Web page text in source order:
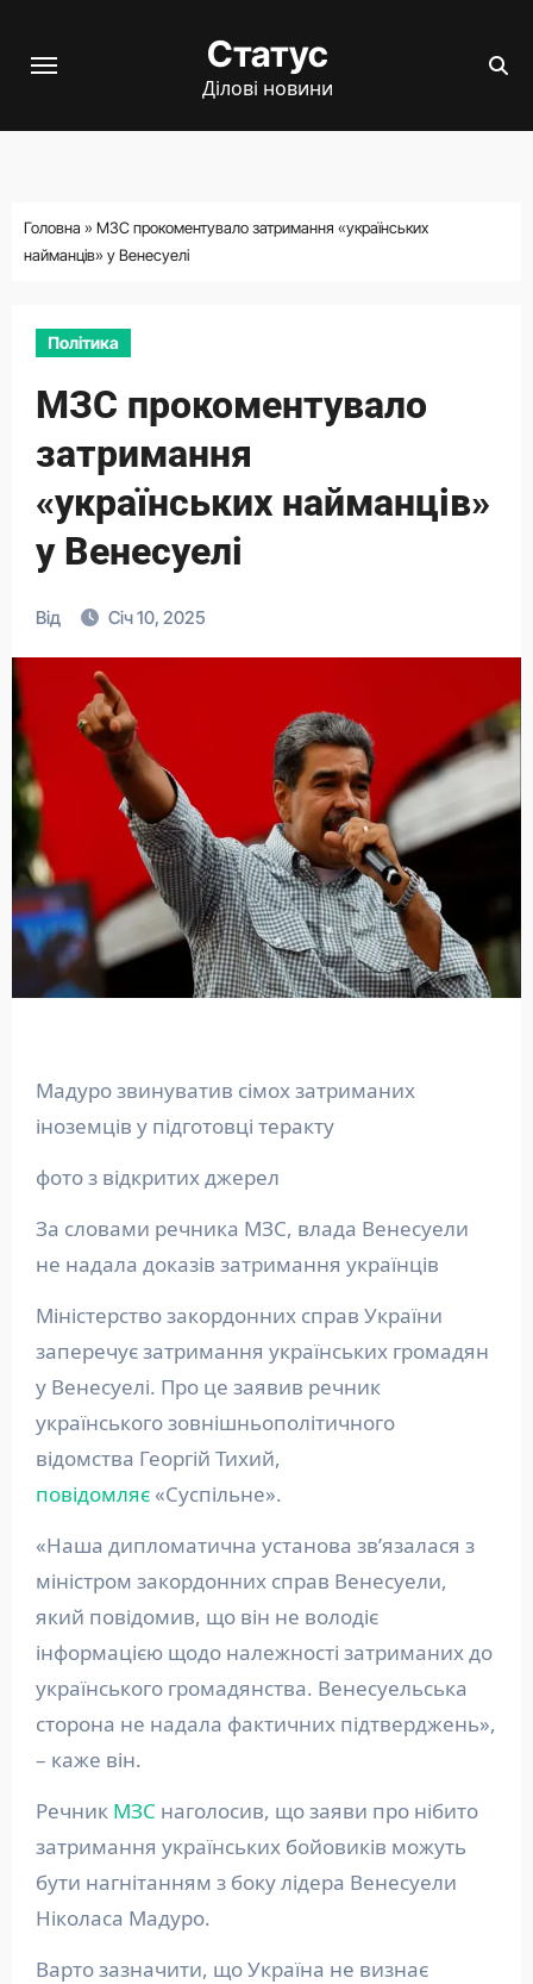
Статус
Ділові новини
Головна » МЗС прокоментувало затримання «українських
найманців» у Венесуелі
Політика
МЗС прокоментувало
затримання
«українських найманців»
у Венесуелі
Від Січ 10, 2025
Мадуро звинуватив сімох затриманих
іноземців у підготовці теракту
фото з відкритих джерел
За словами речника МЗС, влада Венесуели
не надала доказів затримання українців
Міністерство закордонних справ України
заперечує затримання українських громадян
у Венесуелі. Про це заявив речник
українського зовнішньополітичного
відомства Георгій Тихий,
повідомляє«Суспільне».
«Наша дипломатична установа звʼязалася з
міністром закордонних справ Венесуели,
який повідомив, що він не володіє
інформацією щодо належності затриманих до
українського громадянства. Венесуельська
сторона не надала фактичних підтверджень»,
– каже він.
Речник МЗС наголосив, що заяви про нібито
затримання українських бойовиків можуть
бути нагнітанням з боку лідера Венесуели
Ніколаса Мадуро.
Варто зазначити, що Україна не визнає